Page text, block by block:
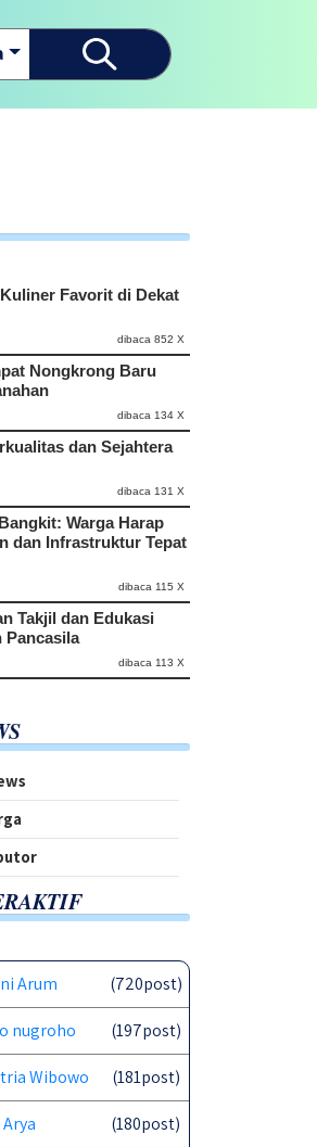
Favorit di Dekat
dibaca 852 X
Nongkrong Baru
dibaca 134 X
dan Sejahtera
dibaca 131 X
Warga Harap
dan Infrastruktur Tepat
dibaca 115 X
Takjil dan Edukasi
Pancasila
dibaca 113 X
Arum (720post)
nugroho (197post)
Wibowo (181post)
Arya (180post)